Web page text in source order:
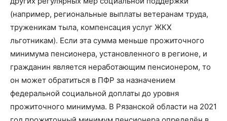
(например, региональные выплаты ветеранам труда,
труженикам тыла, компенсация услуг ЖКХ
льготникам). Если эта сумма меньше прожиточного
минимума пенсионера, установленного в регионе, и
гражданин является неработающим пенсионером, то
он может обратиться в ПФР за назначением
федеральной социальной доплаты до уровня
прожиточного минимума. В Рязанской области на 2021